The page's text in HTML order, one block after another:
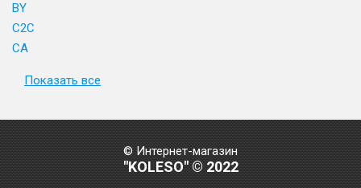
BY
C2C
CA
Показать все
© Интернет-магазин
"KOLESO" © 2022